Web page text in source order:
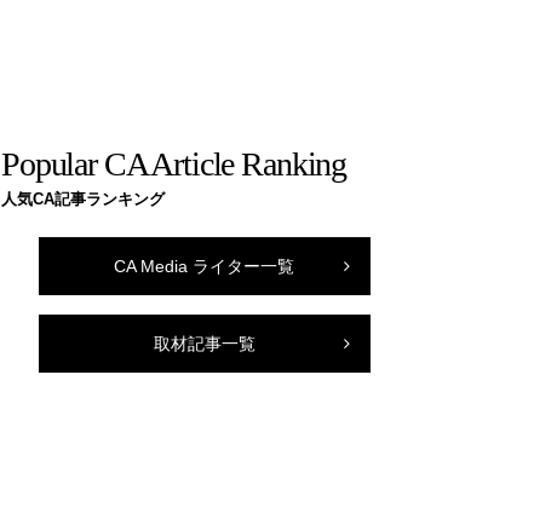
Popular CA Article Ranking
人気CA記事ランキング
CA Media ライター一覧
取材記事一覧